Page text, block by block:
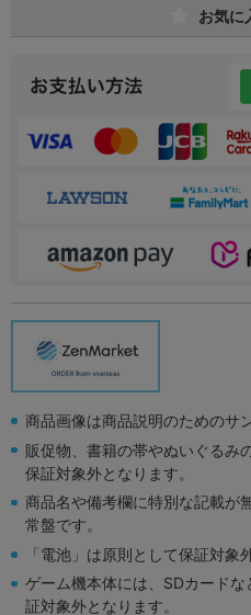
お気に
商品画像は商品説明のためのサ
販促物、書籍の帯やぬいぐるみ
保証対象外となります。
商品名や備考欄に特別な記載が
常盤です。
「電池」は原則として保証対象
ゲーム機本体には、SDカード
証対象外となります。